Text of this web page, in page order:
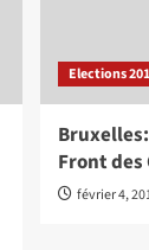
Elections
Front des
février 4,